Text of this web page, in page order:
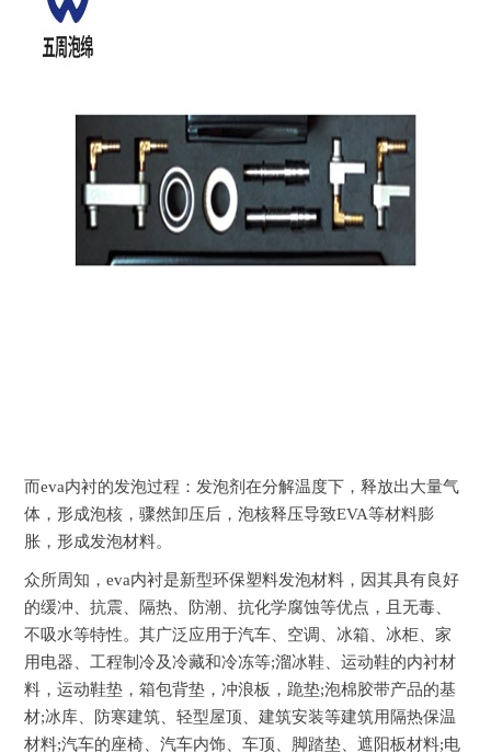
而eva内衬的发泡过程：发泡剂在分解温度下，释放出大量气
体，形成泡核，骤然卸压后，泡核释压导致EVA等材料膨
胀，形成发泡材料。
众所周知，eva内衬是新型环保塑料发泡材料，因其具有良好
的缓冲、抗震、隔热、防潮、抗化学腐蚀等优点，且无毒、
不吸水等特性。其广泛应用于汽车、空调、冰箱、冰柜、家
用电器、工程制冷及冷藏和冷冻等;溜冰鞋、运动鞋的内衬材
料，运动鞋垫，箱包背垫，冲浪板，跪垫;泡棉胶带产品的基
材;冰库、防寒建筑、轻型屋顶、建筑安装等建筑用隔热保温
材料;汽车的座椅、汽车内饰、车顶、脚踏垫、遮阳板材料;电